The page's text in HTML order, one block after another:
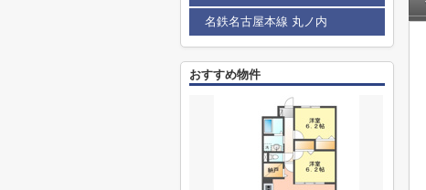
名鉄名古屋本線 丸ノ内
おすすめ物件